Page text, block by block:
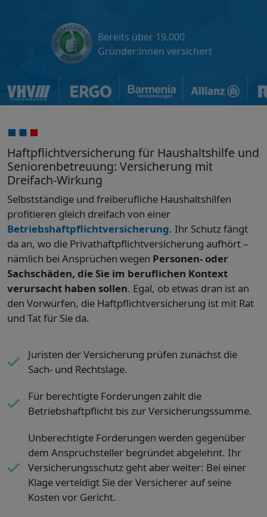
Bereits über 19.000
Gründer:innen versichert
Haftpflichtversicherung für Haushaltshilfe und
Seniorenbetreuung: Versicherung mit
Dreifach-Wirkung
Selbstständige und freiberufliche Haushaltshilfen
profitieren gleich dreifach von einer
Betriebshaftpflichtversicherung. Ihr Schutz fängt
da an, wo die Privathaftpflichtversicherung aufhört –
nämlich bei Ansprüchen wegen Personen- oder
Sachschäden, die Sie im beruflichen Kontext
verursacht haben sollen. Egal, ob etwas dran ist an
den Vorwürfen, die Haftpflichtversicherung ist mit Rat
und Tat für Sie da.
Juristen der Versicherung prüfen zunächst die
Sach- und Rechtslage.
Für berechtigte Forderungen zahlt die
Betriebshaftpflicht bis zur Versicherungssumme.
Unberechtigte Forderungen werden gegenüber
dem Anspruchsteller begründet abgelehnt. Ihr
Versicherungsschutz geht aber weiter: Bei einer
Klage verteidigt Sie der Versicherer auf seine
Kosten vor Gericht.